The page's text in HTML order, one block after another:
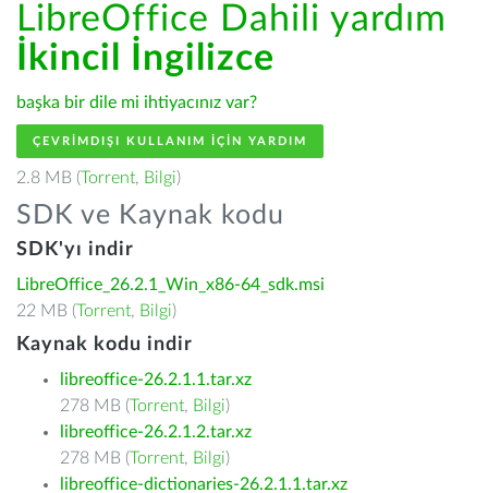
LibreOffice Dahili yardım
İkincil İngilizce
başka bir dile mi ihtiyacınız var?
ÇEVRIMDIŞI KULLANIM IÇIN YARDIM
2.8 MB (Torrent, Bilgi)
SDK ve Kaynak kodu
SDK'yı indir
LibreOffice_26.2.1_Win_x86-64_sdk.msi
22 MB (Torrent, Bilgi)
Kaynak kodu indir
libreoffice-26.2.1.1.tar.xz
278 MB (Torrent, Bilgi)
libreoffice-26.2.1.2.tar.xz
278 MB (Torrent, Bilgi)
libreoffice-dictionaries-26.2.1.1.tar.xz